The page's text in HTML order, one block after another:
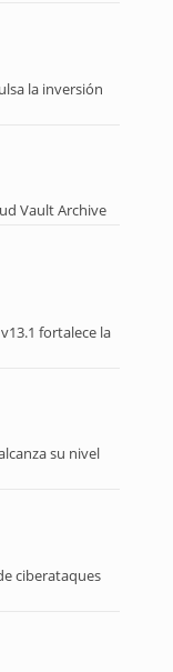
la inversión
Vault Archive
fortalece la
su nivel
ciberataques